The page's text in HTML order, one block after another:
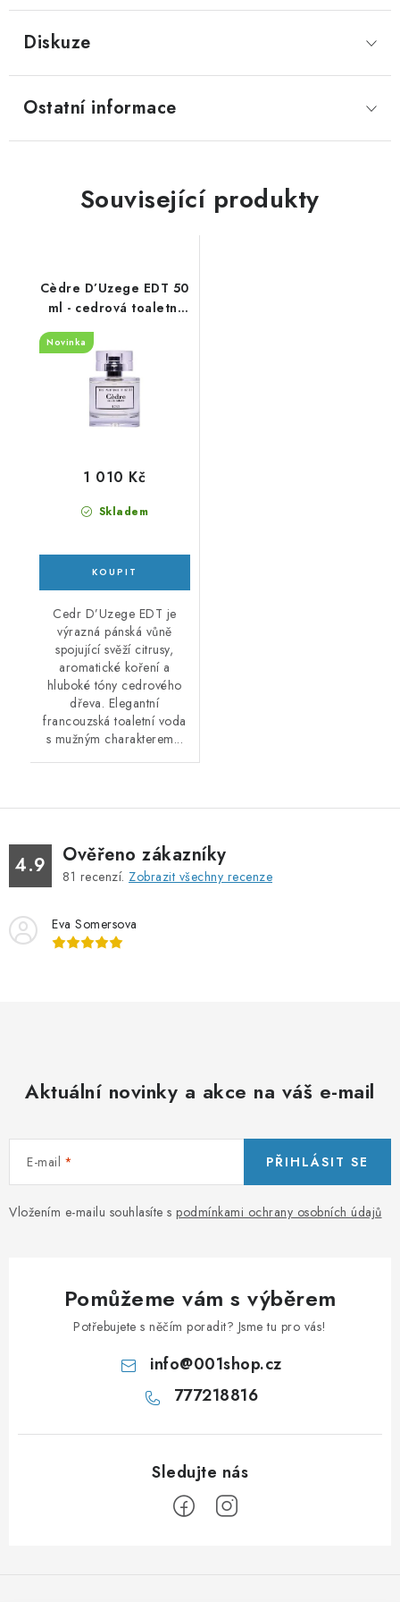
Diskuze
Ostatní informace
Související produkty
Cèdre D’Uzege EDT 50
ml - cedrová toaletní
Novinka
Skladem
1 010 Kč
Cedr D’Uzege EDT je
výrazná pánská vůně
spojující svěží citrusy,
aromatické koření a
hluboké tóny cedrového
dřeva. Elegantní
francouzská toaletní voda
s mužným charakterem...
4.9 Ověřeno zákazníky
81 recenzí. Zobrazit všechny recenze
Eva Somersova
Aktuální novinky a akce na váš e-mail
E-mail
Vložením e-mailu souhlasíte s podmínkami ochrany osobních údajů
PŘIHLÁSIT SE
Pomůžeme vám s výběrem
Potřebujete s něčím poradit? Jsme tu pro vás!
info@001shop.cz
777218816